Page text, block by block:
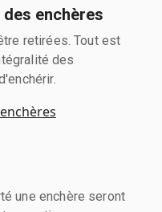
enchères
retirées. Tout est
des
une enchère seront